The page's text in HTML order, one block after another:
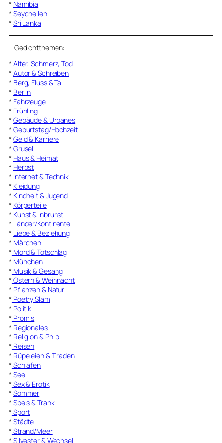
* Namibia
* Seychellen
* Sri Lanka
– Gedichtthemen:
* Alter, Schmerz, Tod
* Autor & Schreiben
* Berg, Fluss & Tal
* Berlin
* Fahrzeuge
* Frühling
* Gebäude & Urbanes
* Geburtstag/Hochzeit
* Geld & Karriere
* Grusel
* Haus & Heimat
* Herbst
* Internet & Technik
* Kleidung
* Kindheit & Jugend
* Körperteile
* Kunst & Inbrunst
* Länder/Kontinente
* Liebe & Beziehung
* Märchen
* Mord & Totschlag
* München
* Musik & Gesang
* Ostern & Weihnacht
* Pflanzen & Natur
* Poetry Slam
* Politik
* Promis
* Regionales
* Religion & Philo
* Reisen
* Rüpeleien & Tiraden
* Schlafen
* See
* Sex & Erotik
* Sommer
* Speis & Trank
* Sport
* Städte
* Strand/Meer
* Silvester & Wechsel